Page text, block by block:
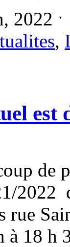
2022
,
est
de
2022
rue
18 h